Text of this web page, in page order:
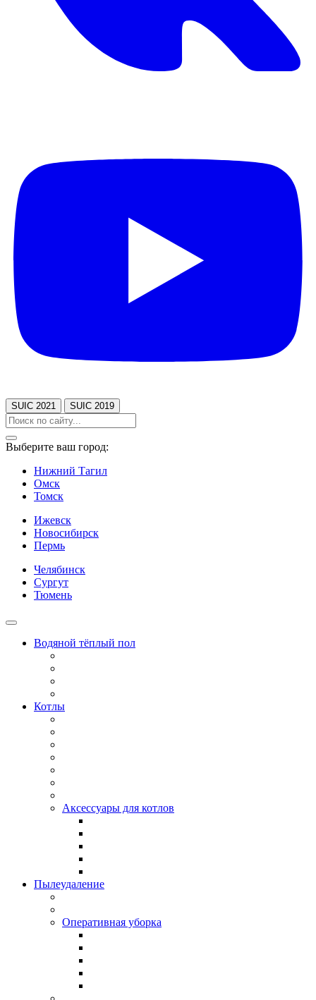
SUIC 2021 SUIC 2019
Выберите ваш город:
Нижний Тагил
Омск
Томск
Ижевск
Новосибирск
Пермь
Челябинск
Сургут
Тюмень
Водяной тёплый пол
Котлы
Аксессуары для котлов
Пылеудаление
Оперативная уборка